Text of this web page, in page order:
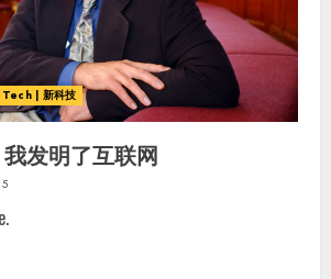
Tech | 新科技
我发明了互联网